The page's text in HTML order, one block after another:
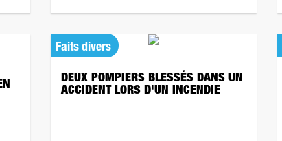
Faits divers
DEUX POMPIERS BLESSÉS DANS UN
ACCIDENT LORS D'UN INCENDIE